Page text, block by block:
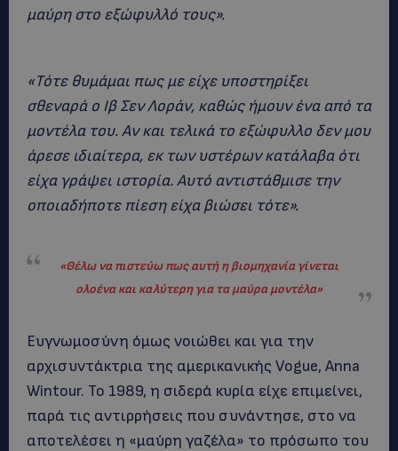
μαύρη στο εξώφυλλό τους».
«Τότε θυμάμαι πως με είχε υποστηρίξει
σθεναρά ο Ιβ Σεν Λοράν, καθώς ήμουν ένα από τα
μοντέλα του. Αν και τελικά το εξώφυλλο δεν μου
άρεσε ιδιαίτερα, εκ των υστέρων κατάλαβα ότι
είχα γράψει ιστορία. Αυτό αντιστάθμισε την
οποιαδήποτε πίεση είχα βιώσει τότε».
«Θέλω να πιστεύω πως αυτή η βιομηχανία γίνεται
ολοένα και καλύτερη για τα μαύρα μοντέλα»
Ευγνωμοσύνη όμως νοιώθει και για την
αρχισυντάκτρια της αμερικανικής Vogue, Anna
Wintour. Το 1989, η σιδερά κυρία είχε επιμείνει,
παρά τις αντιρρήσεις που συνάντησε, στο να
αποτελέσει η «μαύρη γαζέλα» το πρόσωπο του